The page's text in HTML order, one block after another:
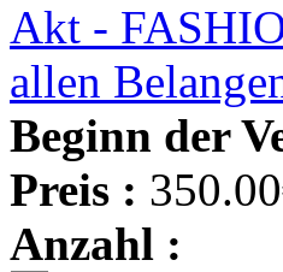
Akt -
allen
Beginn der
Preis :
Anzahl :